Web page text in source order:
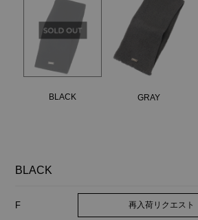
BLACK GRAY
BLACK
F 再入荷リクエスト